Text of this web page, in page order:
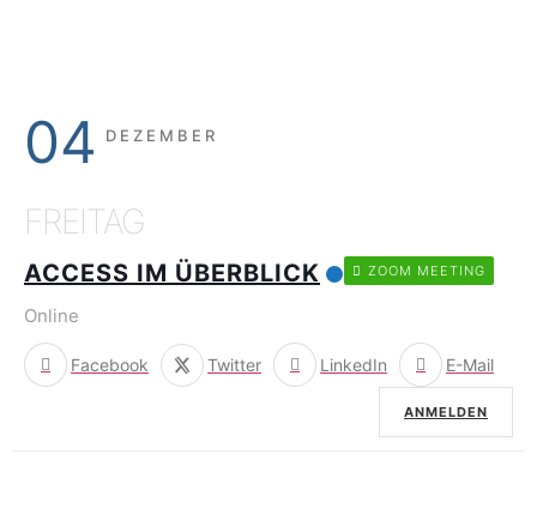
04 DEZEMBER
FREITAG
ACCESS IM ÜBERBLICK ZOOM MEETING
Online
Facebook Twitter LinkedIn E-Mail
ANMELDEN